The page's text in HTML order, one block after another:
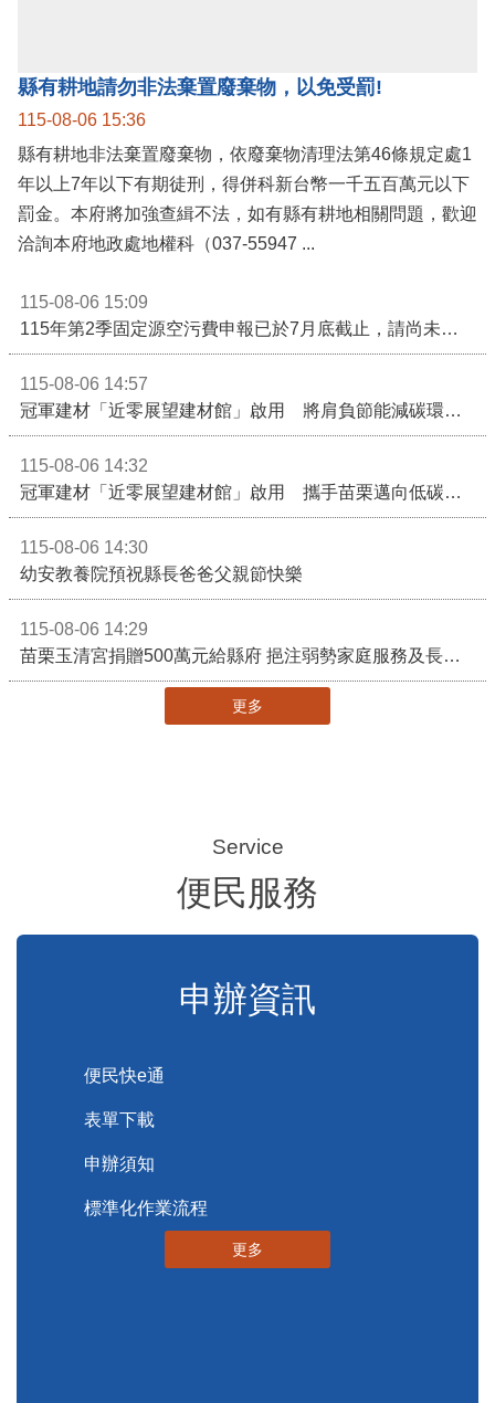
縣有耕地請勿非法棄置廢棄物，以免受罰!
115-08-06 15:36
縣有耕地非法棄置廢棄物，依廢棄物清理法第46條規定處1
年以上7年以下有期徒刑，得併科新台幣一千五百萬元以下
罰金。本府將加強查緝不法，如有縣有耕地相關問題，歡迎
洽詢本府地政處地權科（037-55947 ...
115-08-06 15:09
115年第2季固定源空污費申報已於7月底截止，請尚未申報公私場所儘速完成申繳，以免面臨滯納金及罰鍰!
115-08-06 14:57
冠軍建材「近零展望建材館」啟用 將肩負節能減碳環境教育重任
115-08-06 14:32
冠軍建材「近零展望建材館」啟用 攜手苗栗邁向低碳建築新未來
115-08-06 14:30
幼安教養院預祝縣長爸爸父親節快樂
115-08-06 14:29
苗栗玉清宮捐贈500萬元給縣府 挹注弱勢家庭服務及長照醫療資源
更多
便民服務
申辦資訊
便民快e通
表單下載
申辦須知
標準化作業流程
更多